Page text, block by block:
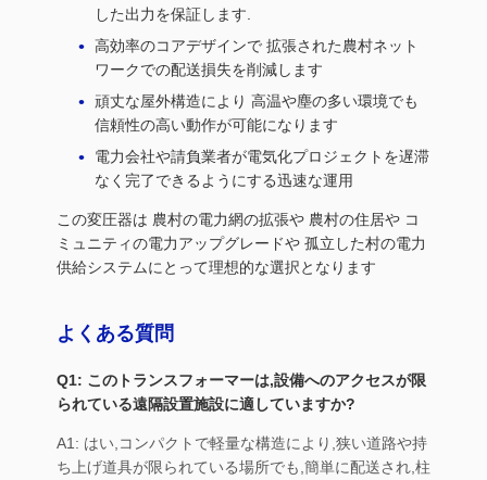
した出力を保証します.
高効率のコアデザインで 拡張された農村ネット
ワークでの配送損失を削減します
頑丈な屋外構造により 高温や塵の多い環境でも
信頼性の高い動作が可能になります
電力会社や請負業者が電気化プロジェクトを遅滞
なく完了できるようにする迅速な運用
この変圧器は 農村の電力網の拡張や 農村の住居や コ
ミュニティの電力アップグレードや 孤立した村の電力
供給システムにとって理想的な選択となります
よくある質問
Q1: このトランスフォーマーは,設備へのアクセスが限
られている遠隔設置施設に適していますか?
A1: はい,コンパクトで軽量な構造により,狭い道路や持
ち上げ道具が限られている場所でも,簡単に配送され,柱